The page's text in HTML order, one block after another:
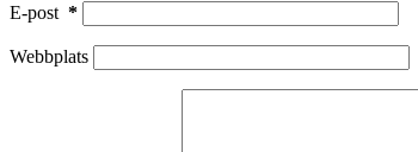
E-post *
Webbplats